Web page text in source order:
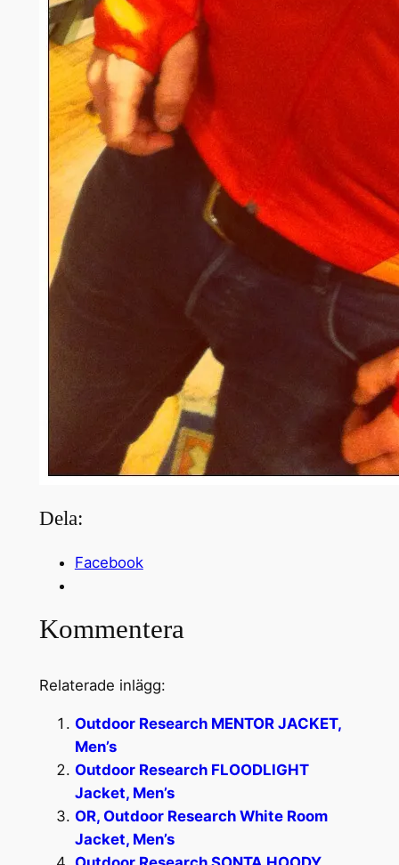
Dela:
Facebook
Kommentera
Relaterade inlägg:
Outdoor Research MENTOR JACKET,
Men’s
Outdoor Research FLOODLIGHT
Jacket, Men’s
OR, Outdoor Research White Room
Jacket, Men’s